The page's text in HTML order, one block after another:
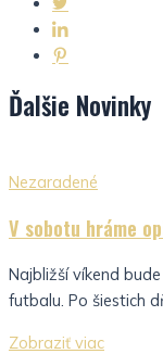
Ďalšie Novinky
Nezaradené
V sobotu hráme
Najbližší víkend
futbalu. Po šiestich
Zobraziť viac